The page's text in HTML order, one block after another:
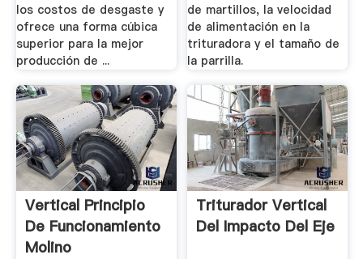
los costos de desgaste y
ofrece una forma cúbica
superior para la mejor
producción de ...
de martillos, la velocidad
de alimentación en la
trituradora y el tamaño de
la parrilla.
Vertical Principio
De Funcionamiento
Molino
Triturador Vertical
Del Impacto Del Eje